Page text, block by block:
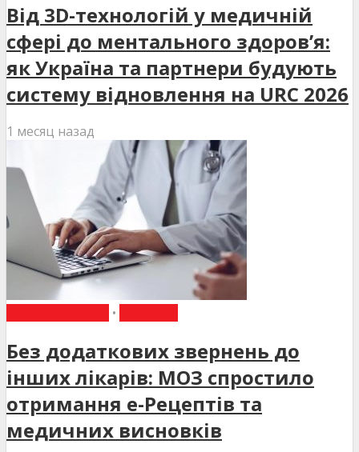
Від 3D-технологій у медичній
сфері до ментального здоров’я:
як Україна та партнери будують
систему відновлення на URC 2026
1 месяц назад
•
Без додаткових звернень до
інших лікарів: МОЗ спростило
отримання е-Рецептів та
медичних висновків